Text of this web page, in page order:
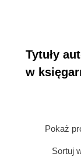
Tytuły
w
Pokaż
Sortuj